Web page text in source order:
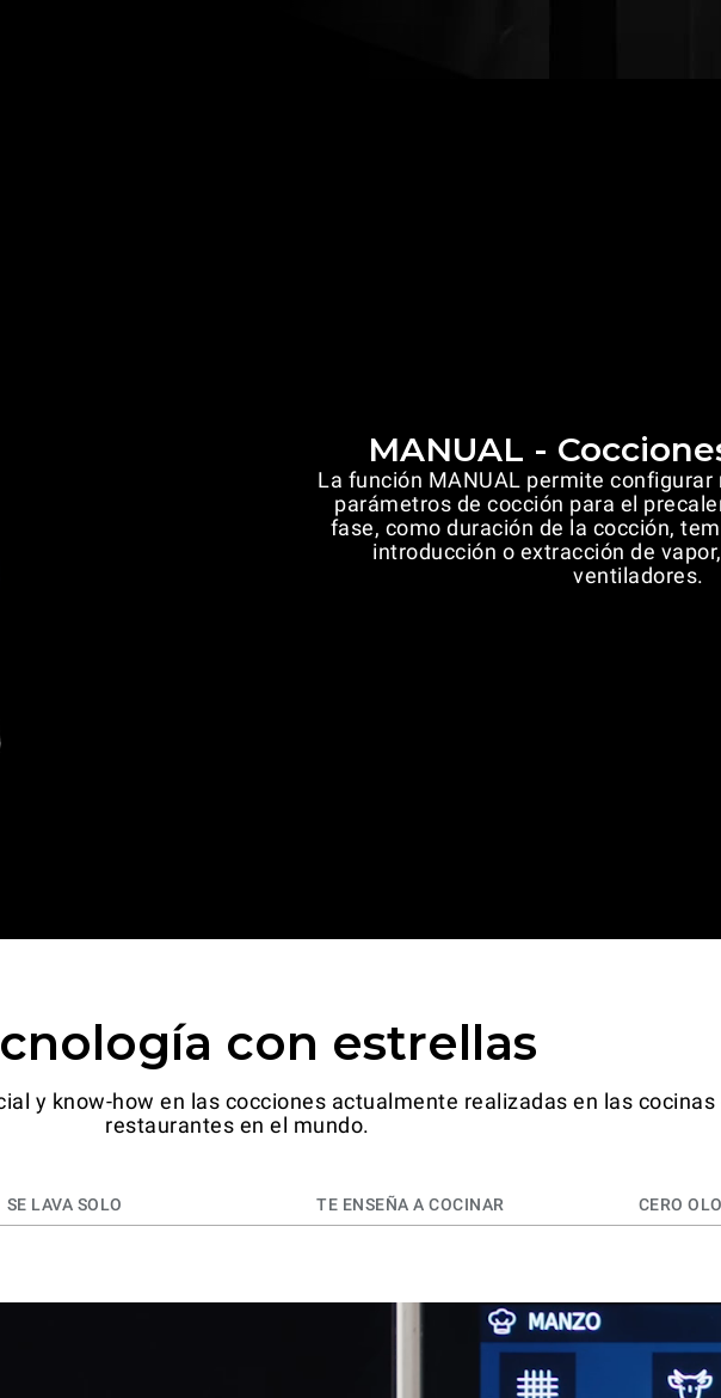
MANUAL -
La función MANUAL permite
parámetros de cocción para el
fase, como duración de la cocción,
introducción o extracción de
ventiladores.
con estrellas
y know-how en las cocciones actualmente realizadas en las cocinas
restaurantes en el mundo.
SE LAVA SOLO TE ENSEÑA A COCINAR CERO